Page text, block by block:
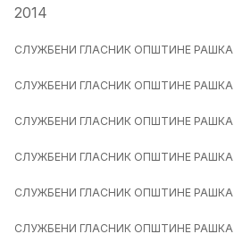
2014
СЛУЖБЕНИ ГЛАСНИК ОПШТИНЕ РАШКА
СЛУЖБЕНИ ГЛАСНИК ОПШТИНЕ РАШКА
СЛУЖБЕНИ ГЛАСНИК ОПШТИНЕ РАШКА
СЛУЖБЕНИ ГЛАСНИК ОПШТИНЕ РАШКА
СЛУЖБЕНИ ГЛАСНИК ОПШТИНЕ РАШКА
СЛУЖБЕНИ ГЛАСНИК ОПШТИНЕ РАШКА